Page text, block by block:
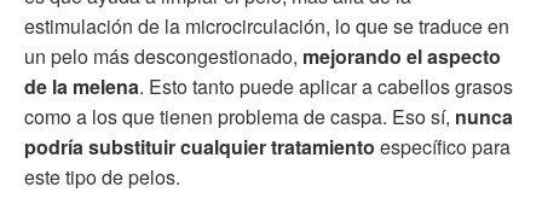
estimulación de la microcirculación, lo que se traduce en
un pelo más descongestionado, mejorando el aspecto
de la melena. Esto tanto puede aplicar a cabellos grasos
como a los que tienen problema de caspa. Eso sí, nunca
podría substituir cualquier tratamiento específico para
este tipo de pelos.